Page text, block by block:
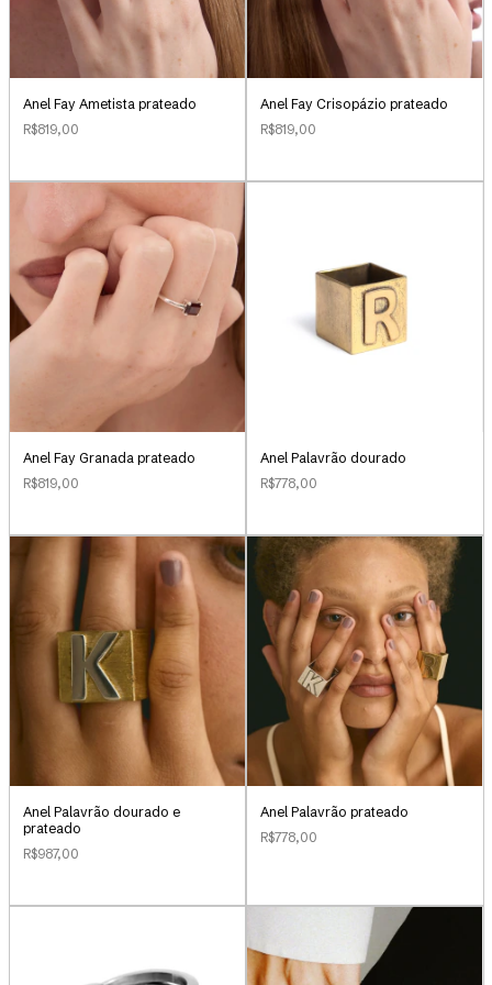
Anel Fay Ametista prateado
R$819,00
Anel Fay Crisopázio prateado
R$819,00
Anel Fay Granada prateado
R$819,00
Anel Palavrão dourado
R$778,00
Anel Palavrão dourado e
prateado
R$987,00
Anel Palavrão prateado
R$778,00